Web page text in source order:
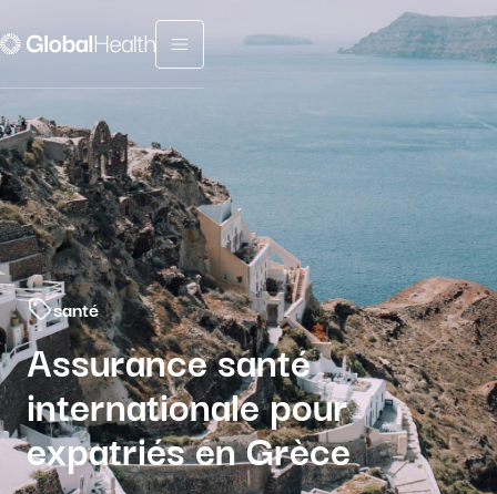
Menu fermé
santé
Assurance santé
internationale pour
expatriés en Grèce